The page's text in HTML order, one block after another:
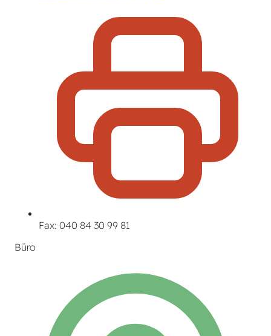
Fax: 040 84 30 99 81
Büro